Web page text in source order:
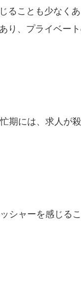
ることも少なくあ
り、プライベー
期には、求人が
シャーを感じる